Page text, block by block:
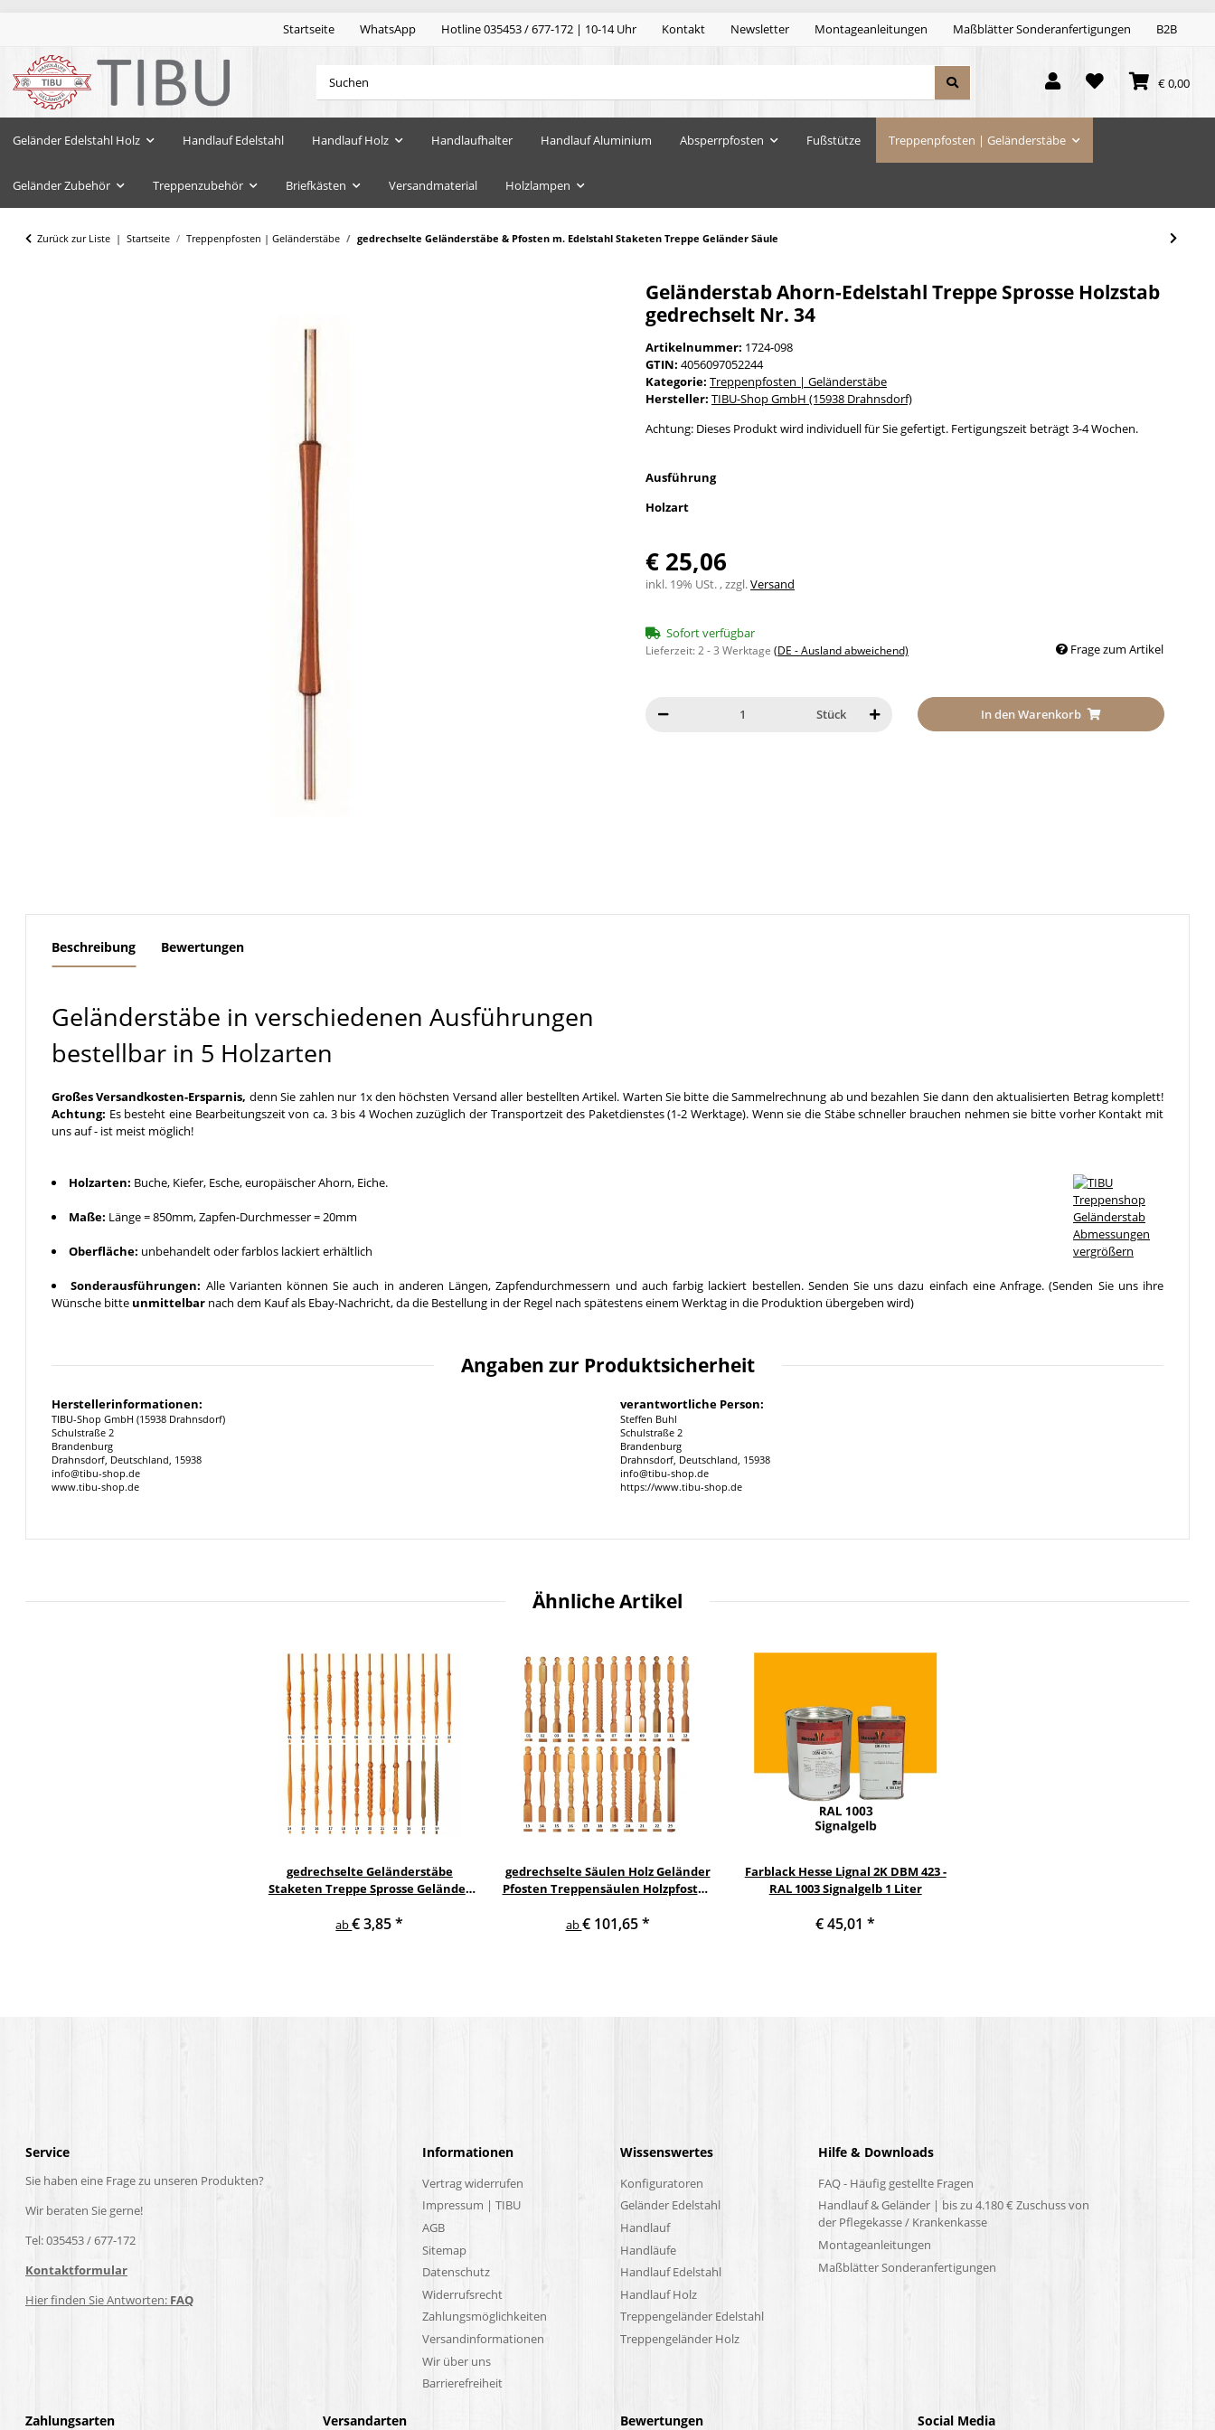
Startseite WhatsApp Hotline 035453 / 677-172 | 10-14 Uhr Kontakt Newsletter Montageanleitungen Maßblätter Sonderanfertigungen B2B
€ 0,00
Geländer Edelstahl Holz Handlauf Edelstahl Handlauf Holz Handlaufhalter Handlauf Aluminium Absperrpfosten Fußstütze Treppenpfosten | Geländerstäbe
Geländer Zubehör Treppenzubehör Briefkästen Versandmaterial Holzlampen
Zurück zur Liste Startseite Treppenpfosten | Geländerstäbe gedrechselte Geländerstäbe & Pfosten m. Edelstahl Staketen Treppe Geländer Säule
Geländerstab Ahorn-Edelstahl Treppe Sprosse Holzstab
gedrechselt Nr. 34
Artikelnummer: 1724-098
GTIN: 4056097052244
Kategorie: Treppenpfosten | Geländerstäbe
Hersteller: TIBU-Shop GmbH (15938 Drahnsdorf)
Achtung: Dieses Produkt wird individuell für Sie gefertigt. Fertigungszeit beträgt 3-4 Wochen.
Ausführung
Holzart
€ 25,06
inkl. 19% USt. , zzgl.Versand
Sofort verfügbar
Lieferzeit:2 - 3 Werktage (DE - Ausland abweichend) Frage zum Artikel
Stück In den Warenkorb
Beschreibung Bewertungen
Geländerstäbe in verschiedenen Ausführungen
bestellbar in 5 Holzarten
Großes Versandkosten-Ersparnis, denn Sie zahlen nur 1x den höchsten Versand aller bestellten Artikel. Warten Sie bitte die Sammelrechnung ab und bezahlen Sie dann den aktualisierten Betrag komplett!
Achtung: Es besteht eine Bearbeitungszeit von ca. 3 bis 4 Wochen zuzüglich der Transportzeit des Paketdienstes (1-2 Werktage). Wenn sie die Stäbe schneller brauchen nehmen sie bitte vorher Kontakt mit
uns auf - ist meist möglich!
Holzarten: Buche, Kiefer, Esche, europäischer Ahorn, Eiche.
Maße: Länge = 850mm, Zapfen-Durchmesser = 20mm
Oberfläche: unbehandelt oder farblos lackiert erhältlich vergrößern
Sonderausführungen: Alle Varianten können Sie auch in anderen Längen, Zapfendurchmessern und auch farbig lackiert bestellen. Senden Sie uns dazu einfach eine Anfrage. (Senden Sie uns ihre
Wünsche bitte unmittelbar nach dem Kauf als Ebay-Nachricht, da die Bestellung in der Regel nach spätestens einem Werktag in die Produktion übergeben wird)
Angaben zur Produktsicherheit
Herstellerinformationen:
TIBU-Shop GmbH (15938 Drahnsdorf)
Schulstraße 2
Brandenburg
Drahnsdorf, Deutschland, 15938
info@tibu-shop.de
www.tibu-shop.de
verantwortliche Person:
Steffen Buhl
Schulstraße 2
Brandenburg
Drahnsdorf, Deutschland, 15938
info@tibu-shop.de
https://www.tibu-shop.de
Ähnliche Artikel
gedrechselte Geländerstäbe
Staketen Treppe Sprosse Geländer
ab€ 3,85*
gedrechselte Säulen Holz Geländer
Pfosten Treppensäulen Holzpfosten
ab€ 101,65*
Farblack Hesse Lignal 2K DBM 423 -
RAL 1003 Signalgelb 1 Liter
€ 45,01*
Service
Sie haben eine Frage zu unseren Produkten?
Wir beraten Sie gerne!
Tel: 035453 / 677-172
Kontaktformular
Hier finden Sie Antworten: FAQ
Informationen
Vertrag widerrufen
Impressum | TIBU
AGB
Sitemap
Datenschutz
Widerrufsrecht
Zahlungsmöglichkeiten
Versandinformationen
Wir über uns
Barrierefreiheit
Wissenswertes
Konfiguratoren
Geländer Edelstahl
Handlauf
Handläufe
Handlauf Edelstahl
Handlauf Holz
Treppengeländer Edelstahl
Treppengeländer Holz
Hilfe & Downloads
FAQ - Häufig gestellte Fragen
Handlauf & Geländer | bis zu 4.180 € Zuschuss von
der Pflegekasse / Krankenkasse
Montageanleitungen
Maßblätter Sonderanfertigungen
Zahlungsarten Versandarten Bewertungen Social Media